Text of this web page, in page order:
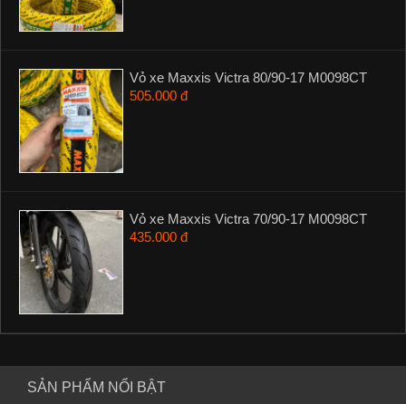
Vỏ xe Maxxis Victra 80/90-17 M0098CT
505.000 đ
Vỏ xe Maxxis Victra 70/90-17 M0098CT
435.000 đ
SẢN PHẨM NỔI BẬT